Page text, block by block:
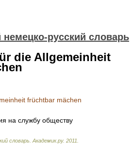
русский словарь
die Allgemeinheit
früchtbar mächen
на службу обществу
словарь Академик.ру. 2011